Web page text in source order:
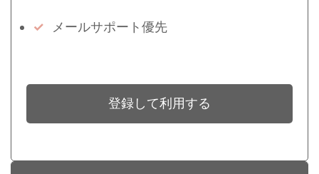
メールサポート優先
登録して利用する